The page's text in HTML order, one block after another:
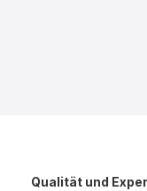
Qualität und